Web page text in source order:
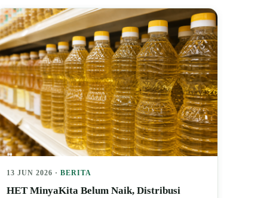
13 JUN 2026 · BERITA
HET MinyaKita Belum Naik, Distribusi